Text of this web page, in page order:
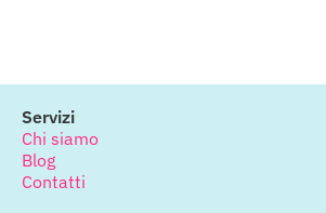
Servizi
Chi siamo
Blog
Contatti